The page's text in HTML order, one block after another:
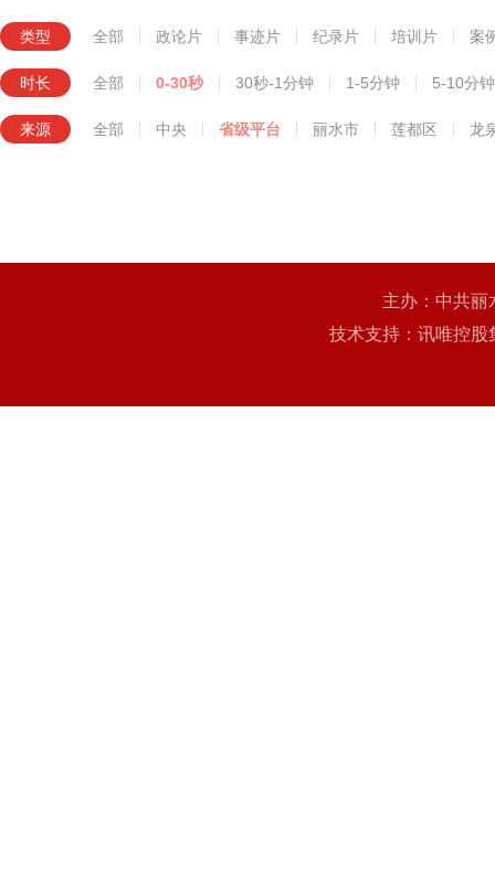
类型 全部 政论片 事迹片 纪录片 培训片 案
时长 全部 0-30秒 30秒-1分钟 1-5分钟 5-10分钟
来源 全部 中央 省级平台 丽水市 莲都区 龙
主办：中共
技术支持：讯唯控